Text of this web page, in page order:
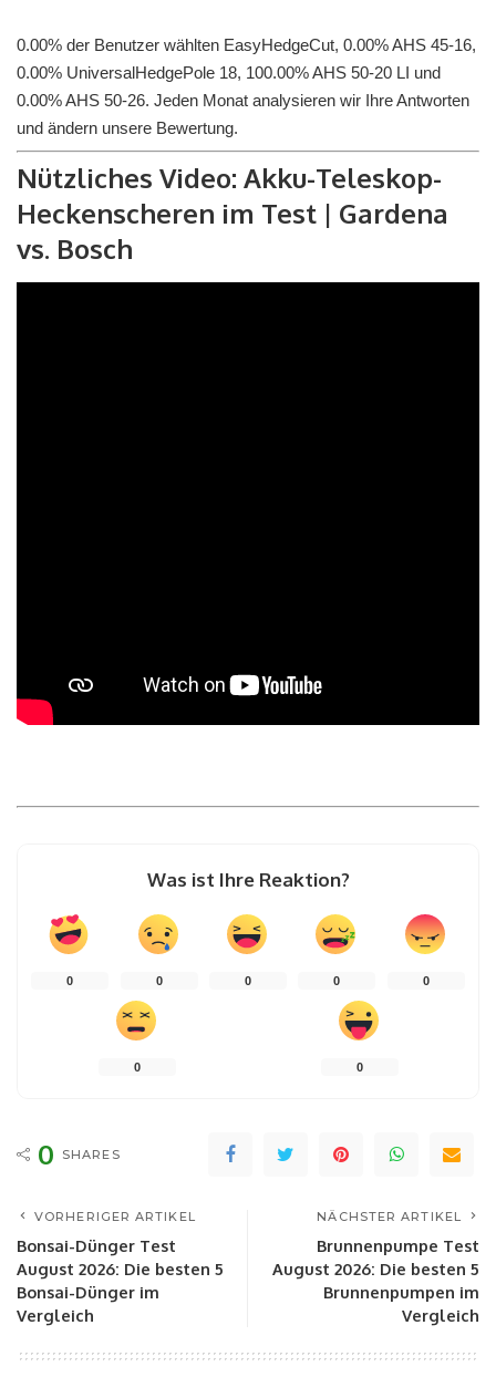
0.00% der Benutzer wählten EasyHedgeCut, 0.00% AHS 45-16,
0.00% UniversalHedgePole 18, 100.00% AHS 50-20 LI und
0.00% AHS 50-26. Jeden Monat analysieren wir Ihre Antworten
und ändern unsere Bewertung.
Nützliches Video: Akku-Teleskop-
Heckenscheren im Test | Gardena
vs. Bosch
Was ist Ihre Reaktion?
0 0 0 0 0
0 0
0 SHARES
VORHERIGER ARTIKEL
Bonsai-Dünger Test
August 2026: Die besten 5
Bonsai-Dünger im
Vergleich
NÄCHSTER ARTIKEL
Brunnenpumpe Test
August 2026: Die besten 5
Brunnenpumpen im
Vergleich